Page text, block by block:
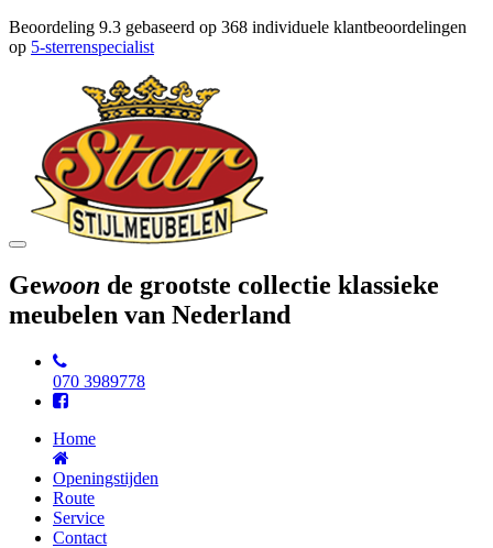
Beoordeling 9.3 gebaseerd op 368 individuele klantbeoordelingen
op 5-sterrenspecialist
Toggle
Gewoon de grootste collectie klassieke
meubelen van Nederland
070 3989778
Home
Openingstijden
Route
Service
Contact